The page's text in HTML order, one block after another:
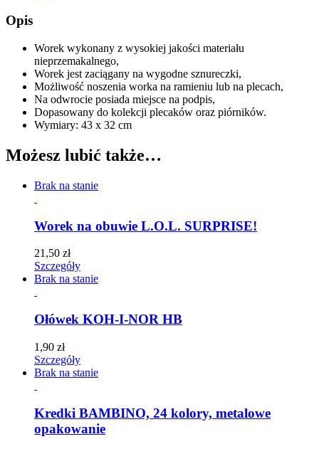
Opis
Worek wykonany z wysokiej jakości materiału
nieprzemakalnego,
Worek jest zaciągany na wygodne sznureczki,
Możliwość noszenia worka na ramieniu lub na plecach,
Na odwrocie posiada miejsce na podpis,
Dopasowany do kolekcji plecaków oraz piórników.
Wymiary: 43 x 32 cm
Możesz lubić także…
Brak na stanie
Worek na obuwie L.O.L. SURPRISE!
21,50 zł
Szczegóły
Brak na stanie
Ołówek KOH-I-NOR HB
1,90 zł
Szczegóły
Brak na stanie
Kredki BAMBINO, 24 kolory, metalowe
opakowanie